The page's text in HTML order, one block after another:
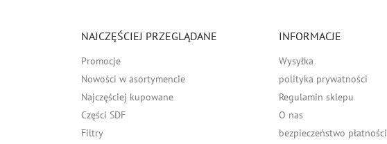
NAJCZĘŚCIEJ PRZEGLĄDANE
Promocje
Nowości w asortymencie
Najczęściej kupowane
Części SDF
Filtry
INFORMACJE
Wysyłka
polityka prywatności
Regulamin sklepu
O nas
bezpieczeństwo płatności